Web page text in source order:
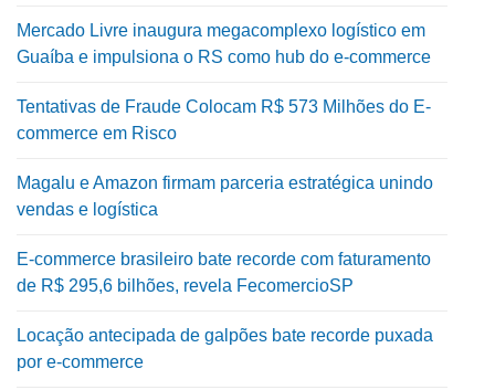
Mercado Livre inaugura megacomplexo logístico em
Guaíba e impulsiona o RS como hub do e-commerce
Tentativas de Fraude Colocam R$ 573 Milhões do E-
commerce em Risco
Magalu e Amazon firmam parceria estratégica unindo
vendas e logística
E-commerce brasileiro bate recorde com faturamento
de R$ 295,6 bilhões, revela FecomercioSP
Locação antecipada de galpões bate recorde puxada
por e-commerce